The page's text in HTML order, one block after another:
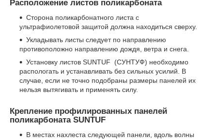
Расположение листов поликарбоната
Сторона поликарбонатного листа с
ультрафиолетовой защитой должна находиться сверху.
Укладывать листы следует по направлению
противоположно направлению дождя, ветра и снега.
Установку листов SUNTUF (СУНТУФ) необходимо
распологать и устанавливать без сильных усилий. В
случае, если не точно подобраны размеры панелей их
нельзя вытягивать и применять силу.
Крепление профилированных панелей
поликарбоната SUNTUF
В местах нахлеста следующей панели, вдоль волны